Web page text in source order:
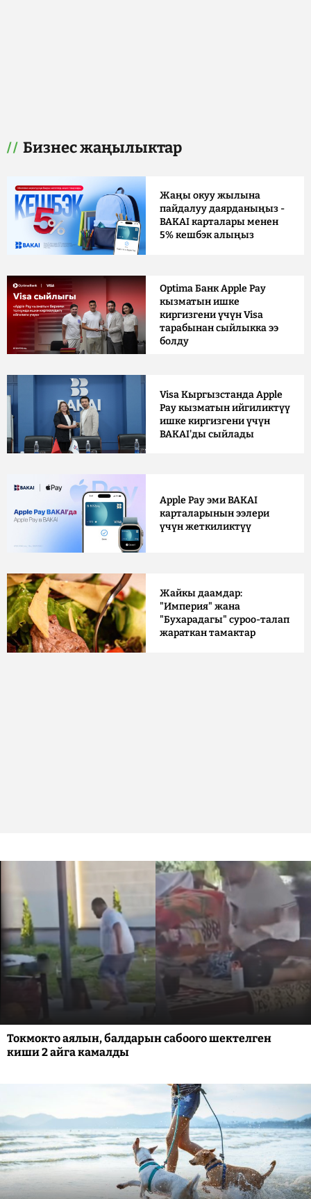
Бизнес жаңылыктар
Жаңы окуу жылына
пайдалуу даярданыңыз -
BAKAI карталары менен
5% кешбэк алыңыз
Optima Банк Apple Pay
кызматын ишке
киргизгени үчүн Visa
тарабынан сыйлыкка ээ
болду
Visa Кыргызстанда Apple
Pay кызматын ийгиликтүү
ишке киргизгени үчүн
BAKAI'ды сыйлады
Apple Pay эми BAKAI
карталарынын ээлери
үчүн жеткиликтүү
Жайкы даамдар:
"Империя" жана
"Бухарадагы" суроо-талап
жараткан тамактар
Токмокто аялын, балдарын сабоого шектелген
киши 2 айга камалды